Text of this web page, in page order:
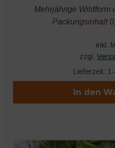
Mehrjährige Wildform
Packungsinhalt
inkl.
zzgl.
Lieferzeit:
In den